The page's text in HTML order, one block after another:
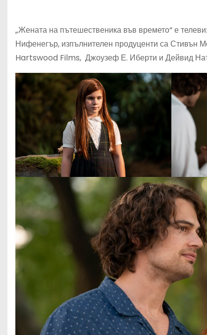
„Жената на пътешественика във времето“ е
Нифенегър, изпълнителен продуценти са Стивън
Hartswood Films, Джоузеф Е. Иберти и Дейвид